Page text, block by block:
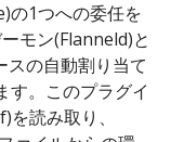
1つへの委任を
モン(Flanneld)と
スの自動割り当て
す。このプラグイ
読み取り、